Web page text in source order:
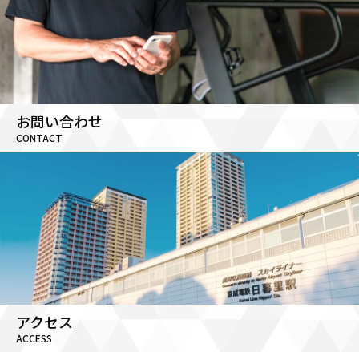
お問い合わせ
CONTACT
アクセス
ACCESS